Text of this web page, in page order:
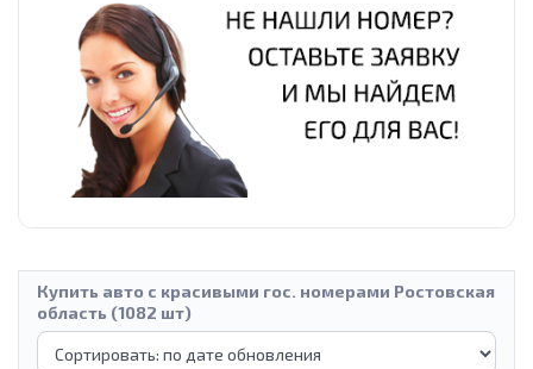
Купить авто с красивыми гос. номерами Ростовская
область (1082 шт)